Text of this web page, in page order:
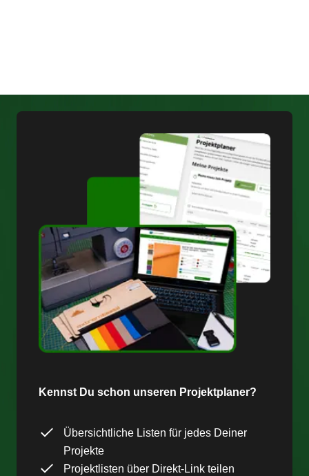
Kennst Du schon unseren Projektplaner?
Übersichtliche Listen für jedes Deiner
Projekte
Projektlisten über Direkt-Link teilen